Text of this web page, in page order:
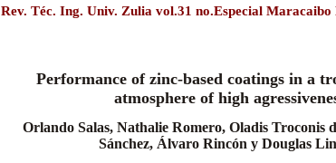
Rev. Téc. Ing. Univ. Zulia vol.31 no.Especial Maracaibo
Performance of zinc-based coatings in a
atmosphere of high
Orlando Salas, Nathalie Romero, Oladis Troconis
Sánchez, Álvaro Rincón y Douglas